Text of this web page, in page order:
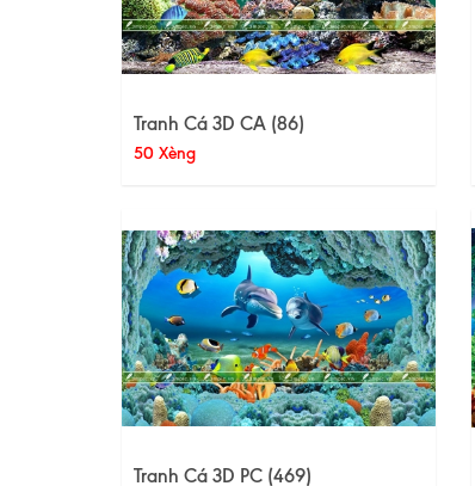
Tranh Cá 3D CA (86)
50 Xèng
Tranh Cá 3D PC (469)